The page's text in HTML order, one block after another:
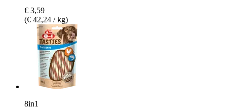
€ 3,59
(€ 42,24 / kg)
8in1